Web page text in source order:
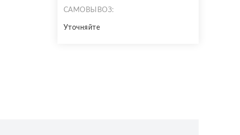
САМОВЫВОЗ:
Уточняйте